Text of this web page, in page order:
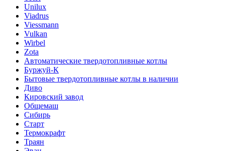
Unilux
Viadrus
Viessmann
Vulkan
Wirbel
Zota
Автоматические твердотопливные котлы
Буржуй-К
Бытовые твердотопливные котлы в наличии
Диво
Кировский завод
Общемаш
Сибирь
Старт
Термокрафт
Траян